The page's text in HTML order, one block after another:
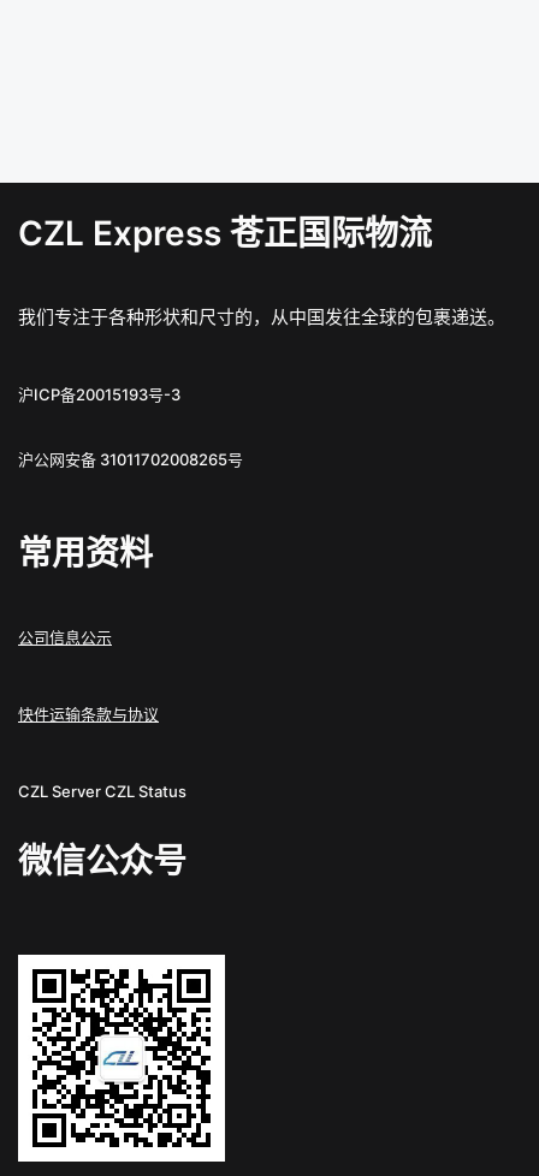
CZL Express 苍正国际物流
我们专注于各种形状和尺寸的，从中国发往全球的包裹递送。
沪ICP备20015193号-3
沪公网安备 31011702008265号
常用资料
公司信息公示
快件运输条款与协议
CZL ServerCZL Status
微信公众号